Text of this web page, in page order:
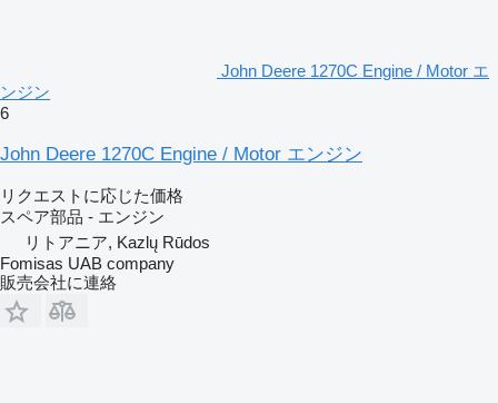
John Deere 1270C Engine / Motor エ
ンジン
6
John Deere 1270C Engine / Motor エンジン
リクエストに応じた価格
スペア部品 - エンジン
リトアニア, Kazlų Rūdos
Fomisas UAB company
販売会社に連絡